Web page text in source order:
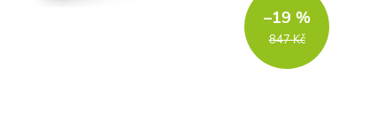
847 Kč
–19 %